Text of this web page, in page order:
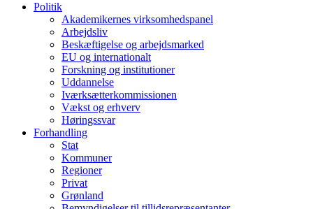
Politik
Akademikernes virksomhedspanel
Arbejdsliv
Beskæftigelse og arbejdsmarked
EU og internationalt
Forskning og institutioner
Uddannelse
Iværksætterkommissionen
Vækst og erhverv
Høringssvar
Forhandling
Stat
Kommuner
Regioner
Privat
Grønland